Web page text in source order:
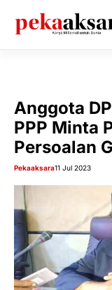
Anggota
PPP Minta
Persoalan
Pekaaksara11 Jul 2023